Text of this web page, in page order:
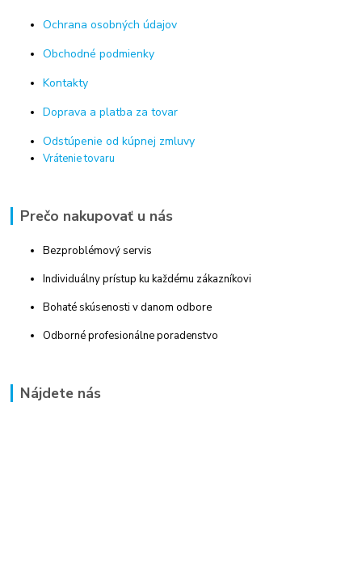
Ochrana osobných údajov
Obchodné podmienky
Kontakty
Doprava a platba za tovar
Odstúpenie od kúpnej zmluvy
Vrátenie tovaru
Prečo nakupovať u nás
Bezproblémový servis
Individuálny prístup ku každému zákazníkovi
Bohaté skúsenosti v danom odbore
Odborné profesionálne poradenstvo
Nájdete nás